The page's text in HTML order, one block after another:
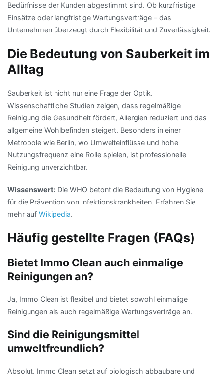
Bedürfnisse der Kunden abgestimmt sind. Ob kurzfristige
Einsätze oder langfristige Wartungsverträge – das
Unternehmen überzeugt durch Flexibilität und Zuverlässigkeit.
Die Bedeutung von Sauberkeit im
Alltag
Sauberkeit ist nicht nur eine Frage der Optik.
Wissenschaftliche Studien zeigen, dass regelmäßige
Reinigung die Gesundheit fördert, Allergien reduziert und das
allgemeine Wohlbefinden steigert. Besonders in einer
Metropole wie Berlin, wo Umwelteinflüsse und hohe
Nutzungsfrequenz eine Rolle spielen, ist professionelle
Reinigung unverzichtbar.
Wissenswert: Die WHO betont die Bedeutung von Hygiene
für die Prävention von Infektionskrankheiten. Erfahren Sie
mehr auf Wikipedia.
Häufig gestellte Fragen (FAQs)
Bietet Immo Clean auch einmalige
Reinigungen an?
Ja, Immo Clean ist flexibel und bietet sowohl einmalige
Reinigungen als auch regelmäßige Wartungsverträge an.
Sind die Reinigungsmittel
umweltfreundlich?
Absolut. Immo Clean setzt auf biologisch abbaubare und